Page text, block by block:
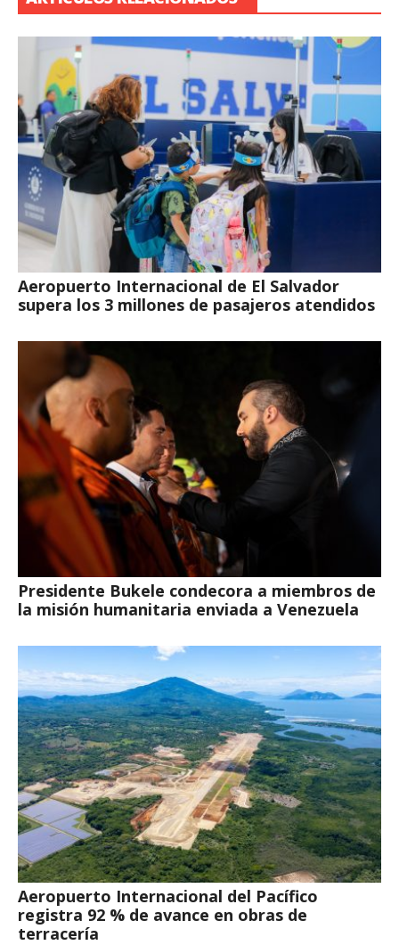
Aeropuerto Internacional de El Salvador
supera los 3 millones de pasajeros atendidos
Presidente Bukele condecora a miembros de
la misión humanitaria enviada a Venezuela
Aeropuerto Internacional del Pacífico
registra 92 % de avance en obras de
terracería